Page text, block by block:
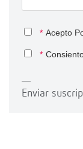
* Acepto
*
Enviar